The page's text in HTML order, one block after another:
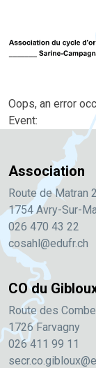
Oops, an error
Event:
Association
Route de Matran
1754 Avry-Sur-
026 470 43 22
cosahl@edufr.ch
CO du
Route des
1726 Farvagny
026 411 99 11